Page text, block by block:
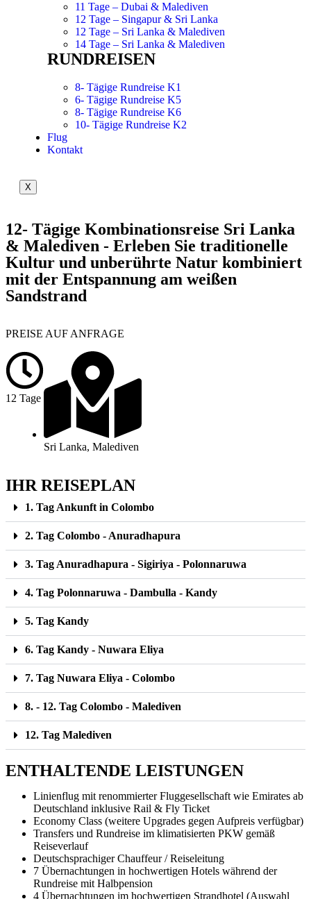
11 Tage – Dubai & Malediven
12 Tage – Singapur & Sri Lanka
12 Tage – Sri Lanka & Malediven
14 Tage – Sri Lanka & Malediven
RUNDREISEN
8- Tägige Rundreise K1
6- Tägige Rundreise K5
8- Tägige Rundreise K6
10- Tägige Rundreise K2
Flug
Kontakt
X
12- Tägige Kombinationsreise Sri Lanka
& Malediven - Erleben Sie traditionelle
Kultur und unberührte Natur kombiniert
mit der Entspannung am weißen
Sandstrand
PREISE AUF ANFRAGE
12 Tage
Sri Lanka, Malediven
IHR REISEPLAN
1. Tag Ankunft in Colombo
2. Tag Colombo - Anuradhapura
3. Tag Anuradhapura - Sigiriya - Polonnaruwa
4. Tag Polonnaruwa - Dambulla - Kandy
5. Tag Kandy
6. Tag Kandy - Nuwara Eliya
7. Tag Nuwara Eliya - Colombo
8. - 12. Tag Colombo - Malediven
12. Tag Malediven
ENTHALTENDE LEISTUNGEN
Linienflug mit renommierter Fluggesellschaft wie Emirates ab
Deutschland inklusive Rail & Fly Ticket
Economy Class (weitere Upgrades gegen Aufpreis verfügbar)
Transfers und Rundreise im klimatisierten PKW gemäß
Reiseverlauf
Deutschsprachiger Chauffeur / Reiseleitung
7 Übernachtungen in hochwertigen Hotels während der
Rundreise mit Halbpension
4 Übernachtungen im hochwertigen Strandhotel (Auswahl